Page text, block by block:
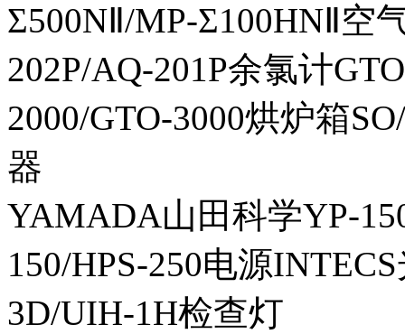
Σ500NⅡ/MP-Σ100HNⅡ空
202P/AQ-201P余氯计
2000/GTO-3000烘炉箱
器
YAMADA山田科学YP-
150/HPS-250电源
3D/UIH-1H检查灯